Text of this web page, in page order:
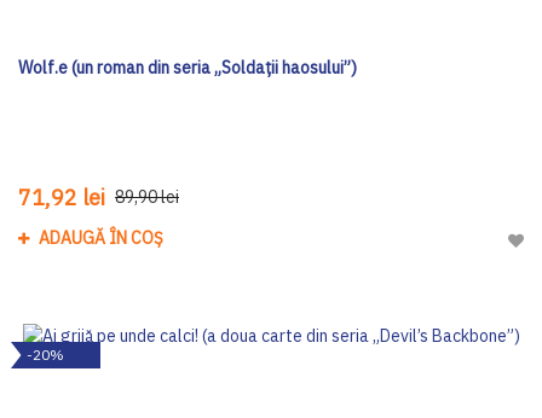
Wolf.e (un roman din seria „Soldații haosului”)
71,92 lei 89,90 lei
ADAUGĂ ÎN COȘ
-20%